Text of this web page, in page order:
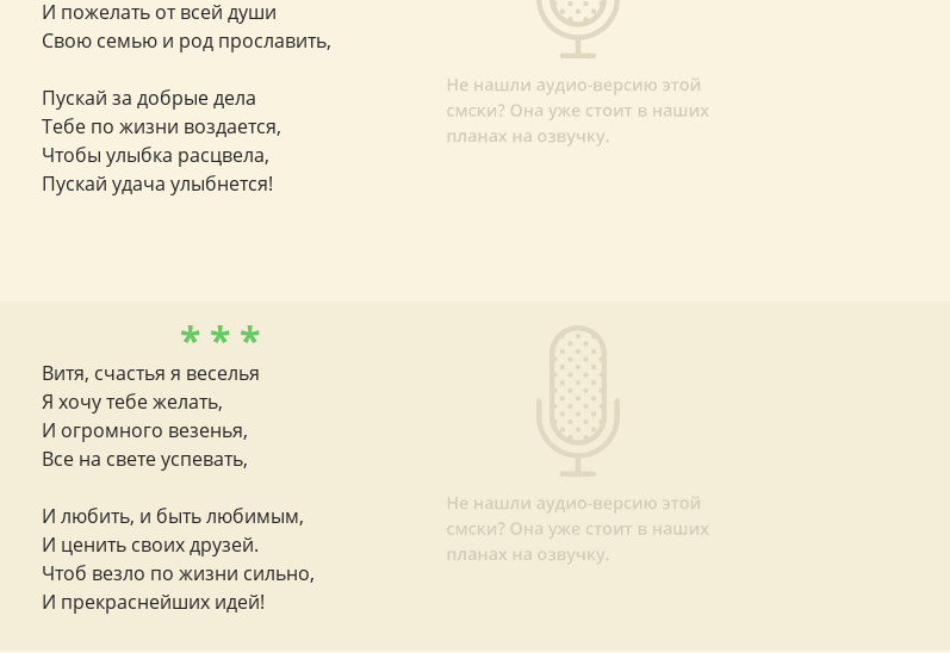
И пожелать от всей души
Свою семью и род прославить,
Пускай за добрые дела
Тебе по жизни воздается,
Чтобы улыбка расцвела,
Пускай удача улыбнется!
* * *
Витя, счастья я веселья
Я хочу тебе желать,
И огромного везенья,
Все на свете успевать,
И любить, и быть любимым,
И ценить своих друзей.
Чтоб везло по жизни сильно,
И прекраснейших идей!